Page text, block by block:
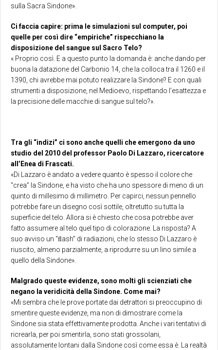
sulla Sacra Sindone».
Ci faccia capire: prima le simulazioni sul computer, poi
quelle per così dire “empiriche” rispecchiano la
disposizione del sangue sul Sacro Telo?
« Proprio così. E a questo punto la domanda è: anche dando per
buona la datazione del Carbonio 14, che la colloca tra il 1260 e il
1390, chi avrebbe mai potuto realizzare la Sindone? E con quali
strumenti a disposizione, nel Medioevo, rispettando l’esattezza e
la precisione delle macchie di sangue sul telo?».
Tra gli “indizi” ci sono anche quelli che emergono da uno
studio del 2010 del professor Paolo Di Lazzaro, ricercatore
all’Enea di Frascati.
«Di Lazzaro è andato a vedere quanto è spesso il colore che
“crea” la Sindone, e ha visto che ha uno spessore di meno di un
quinto di millesimo di millimetro. Per capirci, nessun pennello
potrebbe fare un disegno così sottile, oltretutto su tutta la
superficie del telo. Allora si è chiesto che cosa potrebbe aver
fatto assumere al telo quel tipo di colorazione. La risposta? A
suo avviso un “ﬂash” di radiazioni, che lo stesso Di Lazzaro è
riuscito, almeno parzialmente, a riprodurre su un lino simile a
quello della Sindone».
Malgrado queste evidenze, sono molti gli scienziati che
negano la veridicità della Sindone. Come mai?
«Mi sembra che le prove portate dai detrattori si preoccupino di
smentire queste evidenze, ma non di dimostrare come la
Sindone sia stata effettivamente prodotta. Anche i vari tentativi di
ricrearla, per poi smentirla, sono stati grossolani,
assolutamente lontani dalla Sindone così come essa è. La realtà